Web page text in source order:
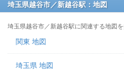
埼玉県越谷市／新越谷駅：地図
埼玉県越谷市／新越谷駅に関連する地図を
関東 地図
埼玉県 地図